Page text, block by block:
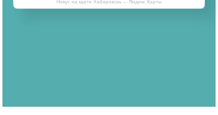
Новус на карте Хабаровска — Яндекс Карты